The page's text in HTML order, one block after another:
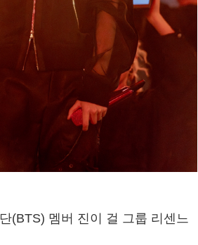
(BTS) 멤버 진이 걸 그룹 리센느